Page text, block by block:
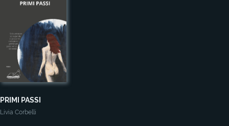
PRIMI PASSI
Livia Corbelli